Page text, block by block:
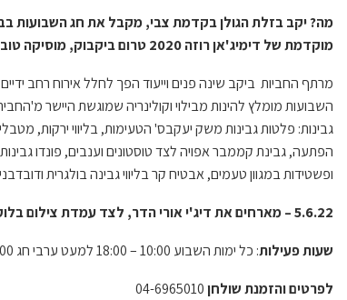
מה? יקב בזלת הגולן בקדמת צבי, מקבל את חג השבועות
מוקדמת של דימיג'אן רוזה 2020 טרום ביקבוק, מוסיקה טובה וחברה נהדרת.
מרתף החביות ביקב שינה פנים וייעוד הפך לחלל אירוח רחב
השבועות מומלץ להינות מבילוי וקולינריה שמוגשת היישר
גבינות: פלטות גבינות משק יעקבס' הטעימות, בליווי ירקות,
הפתעה, גבינת קממבר אפויה לצד טוסטונים וענבים, פונדו
ופשטידות במגוון טעמים, אבטיח קר בליווי גבינה בולגרית
5.6.22 – מארחים את דיג'י אורי הדר, לצד עמדת צילום בלוק אישי.
שעות פעילות: כל ימות השבוע 10:00 – 18:00 למעט ערבי חג 10:00 עד 16:00
לפרטים והזמנת שולחן